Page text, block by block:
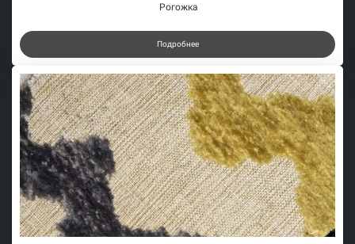
Рогожка
Подробнее